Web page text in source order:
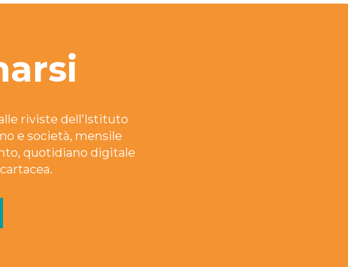
riviste dell’Istituto
e società, mensile
quotidiano digitale